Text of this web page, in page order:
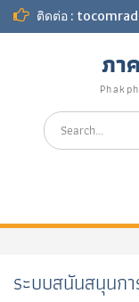
Skip
ติดต่อ :
ภา
Search
for:
ระบบสนันสนุนก